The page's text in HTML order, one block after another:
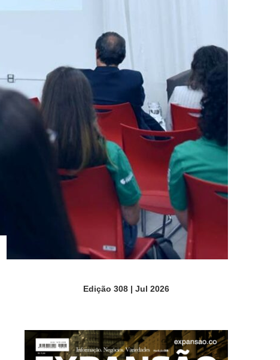
Edição 308 | Jul 2026